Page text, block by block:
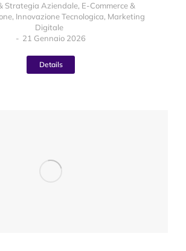
Strategia Aziendale, E-Commerce &
, Innovazione Tecnologica, Marketing
Digitale
21 Gennaio 2026
Details